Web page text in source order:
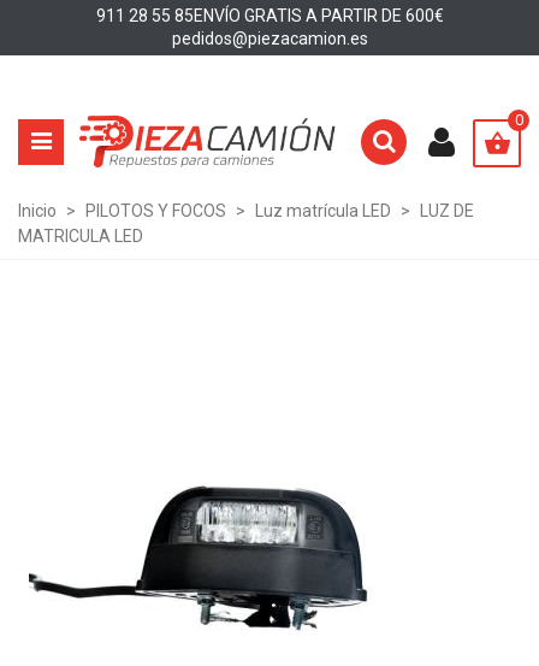
911 28 55 85ENVÍO GRATIS A PARTIR DE 600€
pedidos@piezacamion.es
0
Inicio > PILOTOS Y FOCOS > Luz matrícula LED >
LUZ DE
MATRICULA LED